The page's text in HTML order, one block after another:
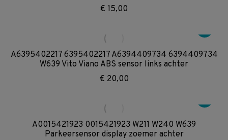
€ 15,00
A6395402217 6395402217 A6394409734 6394409734
W639 Vito Viano ABS sensor links achter
€ 20,00
A0015421923 0015421923 W211 W240 W639
Parkeersensor display zoemer achter